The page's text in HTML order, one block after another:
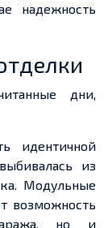
надежность
дни,
идентичной
из
Модульные
возможность
но и